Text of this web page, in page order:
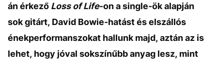
án érkező Loss of Life-on a single-ök alapján
sok gitárt, David Bowie-hatást és elszállós
énekperformanszokat hallunk majd, aztán az is
lehet, hogy jóval sokszínűbb anyag lesz, mint